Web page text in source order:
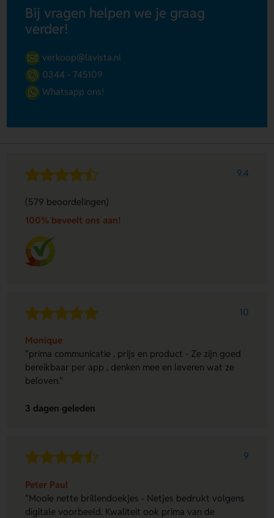
Bij vragen helpen we je graag
verder!
verkoop@lavista.nl
0344 - 745109
Whatsapp ons!
9.4
(579 beoordelingen)
100% beveelt ons aan!
10
Monique
"prima communicatie , prijs en product - Ze zijn goed
bereikbaar per app , denken mee en leveren wat ze
beloven."
3 dagen geleden
9
Peter Paul
"Mooie nette brillendoekjes - Netjes bedrukt volgens
digitale voorbeeld. Kwaliteit ook prima van de